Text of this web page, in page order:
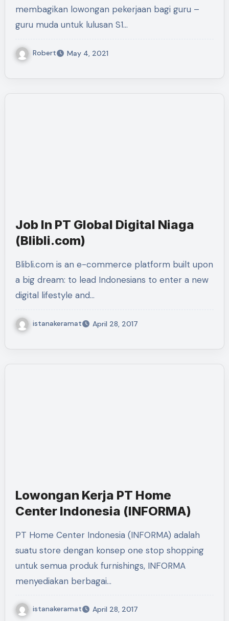
membagikan lowongan pekerjaan bagi guru –
guru muda untuk lulusan S1…
Robert May 4, 2021
Job In PT Global Digital Niaga
(Blibli.com)
Blibli.com is an e-commerce platform built upon
a big dream: to lead Indonesians to enter a new
digital lifestyle and…
istanakeramat April 28, 2017
Lowongan Kerja PT Home
Center Indonesia (INFORMA)
PT Home Center Indonesia (INFORMA) adalah
suatu store dengan konsep one stop shopping
untuk semua produk furnishings, INFORMA
menyediakan berbagai…
istanakeramat April 28, 2017